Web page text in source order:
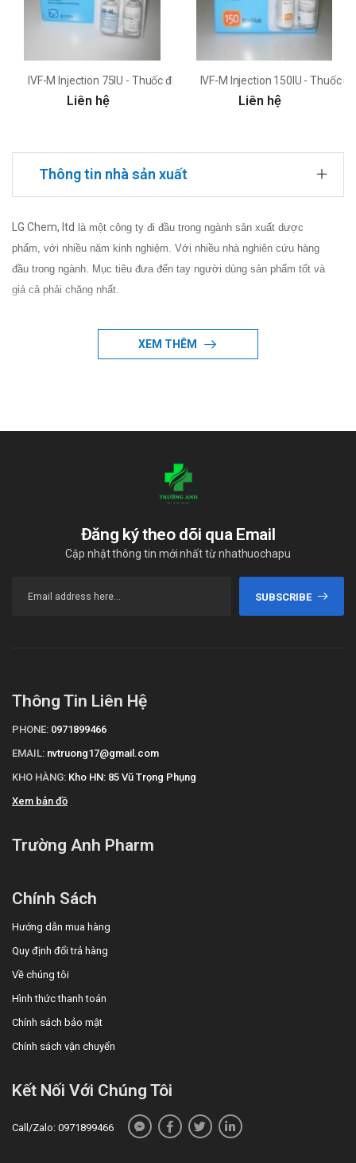
IVF-M Injection 75IU - Thuốc điều trị vô sinh hiệu quả của Hàn Quốc
Liên hệ
IVF-M Injection 150IU - Thuốc
Liên hệ
Thông tin nhà sản xuất
LG Chem, ltd là một công ty đi đầu trong ngành sản xuất dược
phẩm, với nhiều năm kinh nghiệm. Với nhiều nhà nghiên cứu hàng
đầu trong ngành. Mục tiêu đưa đến tay người dùng sản phẩm tốt và
giá cả phải chăng nhất.
XEM THÊM
Đăng ký theo dõi qua Email
Cập nhật thông tin mới nhất từ nhathuochapu
SUBSCRIBE
Thông Tin Liên Hệ
PHONE: 0971899466
EMAIL: nvtruong17@gmail.com
KHO HÀNG: Kho HN: 85 Vũ Trọng Phụng
Xem bản đồ
Trường Anh Pharm
Chính Sách
Hướng dẫn mua hàng
Quy định đổi trả hàng
Về chúng tôi
Hình thức thanh toán
Chính sách bảo mật
Chính sách vận chuyển
Kết Nối Với Chúng Tôi
Call/Zalo: 0971899466